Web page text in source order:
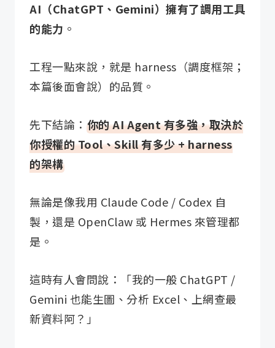
AI（ChatGPT、Gemini）擁有了調用工具
的能力 。
工程一點來說，就是 harness（調度框架；
本篇後面會說）的品質。
先下結論： 你的 AI Agent 有多強，取決於
你授權的 Tool、Skill 有多少 + harness
的架構
無論是像我用 Claude Code / Codex 自
製，還是 OpenClaw 或 Hermes 來管理都
是。
這時有人會問說：「我的一般 ChatGPT /
Gemini 也能生圖、分析 Excel、上網查最
新資料阿？」